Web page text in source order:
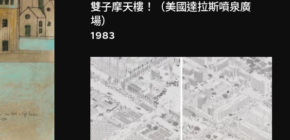
雙子摩天樓！（美國達拉斯噴泉廣
場）
1983